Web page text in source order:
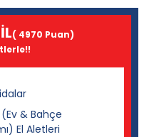
( 4970 Puan)
(Ev & Bahçe
El Aletleri